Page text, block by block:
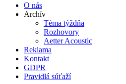
O nás
Archív
Téma týždňa
Rozhovory
Aetter Acoustic
Reklama
Kontakt
GDPR
Pravidlá súťaží